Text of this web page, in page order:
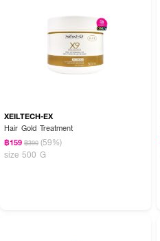
XEILTECH-EX
Hair Gold Treatment
฿159 ฿390 (59%)
size 500 G